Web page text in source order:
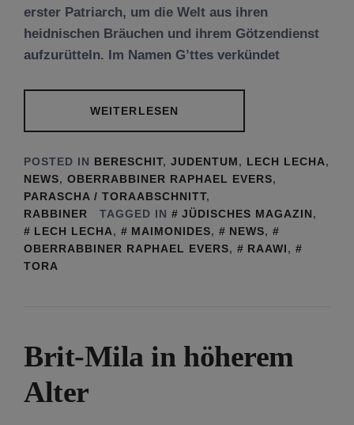
erster Patriarch, um die Welt aus ihren
heidnischen Bräuchen und ihrem Götzendienst
aufzurütteln. Im Namen G’ttes verkündet
WEITERLESEN
POSTED IN BERESCHIT, JUDENTUM, LECH LECHA,
NEWS, OBERRABBINER RAPHAEL EVERS,
PARASCHA / TORAABSCHNITT,
RABBINER
TAGGED IN JÜDISCHES MAGAZIN,
LECH LECHA, MAIMONIDES, NEWS,
OBERRABBINER RAPHAEL EVERS, RAAWI,
TORA
Brit-Mila in höherem
Alter